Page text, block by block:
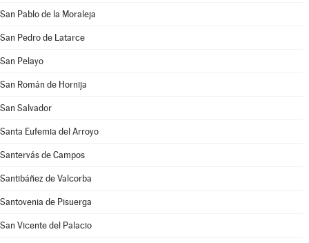
San Pablo de la Moraleja
San Pedro de Latarce
San Pelayo
San Román de Hornija
San Salvador
Santa Eufemia del Arroyo
Santervás de Campos
Santibáñez de Valcorba
Santovenia de Pisuerga
San Vicente del Palacio